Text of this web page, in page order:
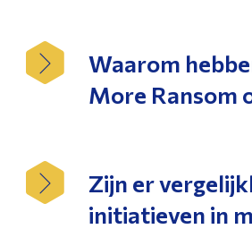
Waarom
More Ransom
Zijn er
initiatieven in